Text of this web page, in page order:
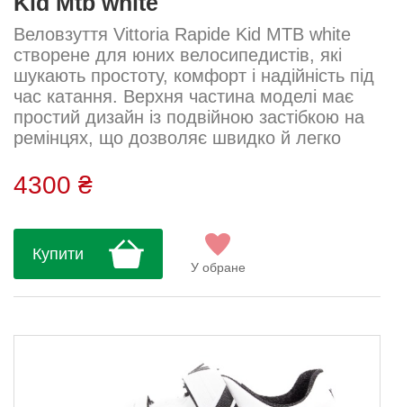
Веловзуття Vittoria Rapide Kid MTB white
створене для юних велосипедистів, які
шукають простоту, комфорт і надійність під
час катання. Верхня частина моделі має
простий дизайн із подвійною застібкою на
ремінцях, що дозволяє швидко й легко
стабільність. Нейлонова підошва гарантує
оптимальний баланс між помірною
педалі й комфортом навіть під час
тривалих поїздок. Доступні розміри: 34,
35...
4300 ₴
Купити
У обране